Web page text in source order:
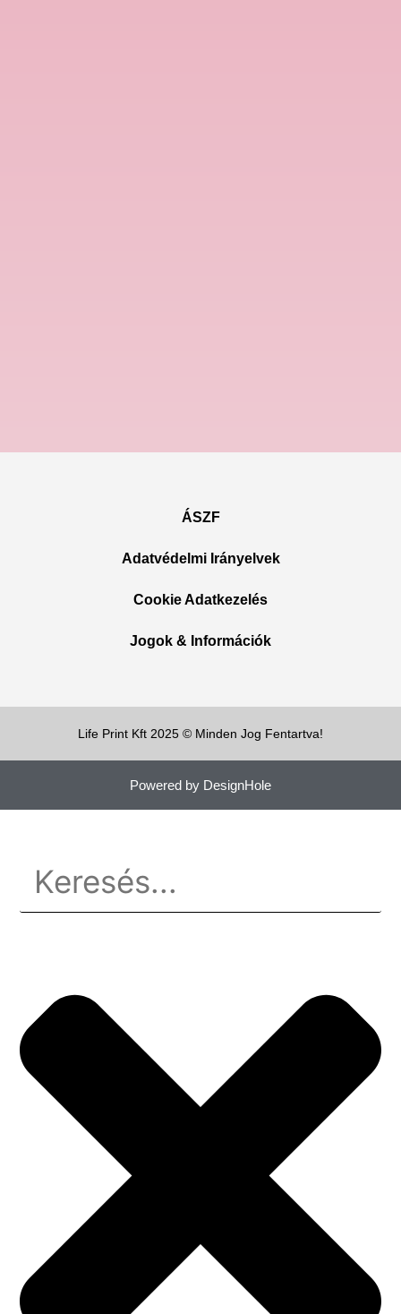
ÁSZF
Adatvédelmi Irányelvek
Cookie Adatkezelés
Jogok & Információk
Life Print Kft 2025 © Minden Jog Fentartva!
Powered by DesignHole